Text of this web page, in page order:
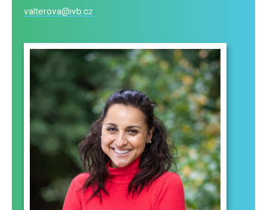
valterova@ivb.cz